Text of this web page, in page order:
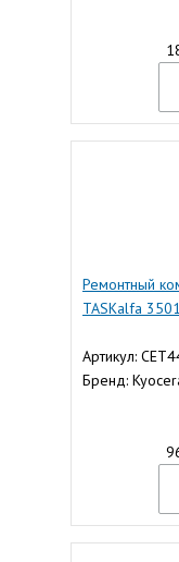
Ремонтный
TASKalfa
Артикул:
Бренд: